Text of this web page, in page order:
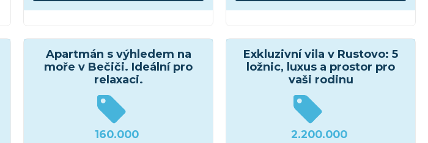
Apartmán s výhledem na
moře v Bečiči. Ideální pro
relaxaci.
160.000
Exkluzivní vila v Rustovo: 5
ložnic, luxus a prostor pro
vaši rodinu
2.200.000